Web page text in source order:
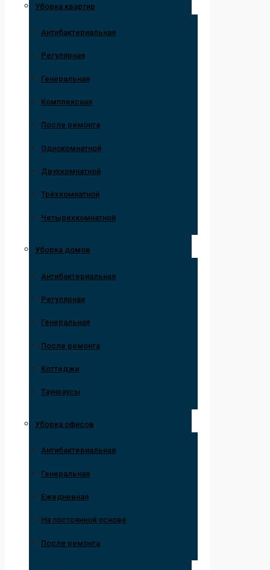
Уборка квартир
Антибактериальная
Регулярная
Генеральная
Комплексная
После ремонта
Однокомнатной
Двухкомнатной
Трёхкомнатной
Четырехкомнатной
Уборка домов
Антибактериальная
Регулярная
Генеральная
После ремонта
Коттеджи
Таунхаусы
Уборка офисов
Антибактериальная
Генеральная
Ежедневная
На постоянной основе
После ремонта